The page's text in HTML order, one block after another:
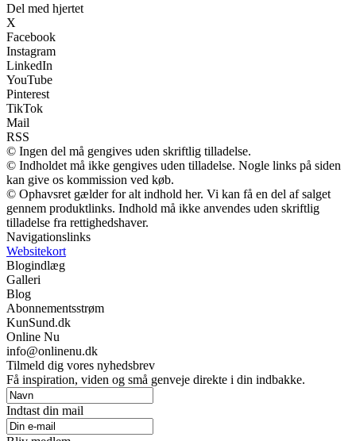
Del med hjertet
X
Facebook
Instagram
LinkedIn
YouTube
Pinterest
TikTok
Mail
RSS
© Ingen del må gengives uden skriftlig tilladelse.
© Indholdet må ikke gengives uden tilladelse. Nogle links på siden
kan give os kommission ved køb.
© Ophavsret gælder for alt indhold her. Vi kan få en del af salget
gennem produktlinks. Indhold må ikke anvendes uden skriftlig
tilladelse fra rettighedshaver.
Navigationslinks
Websitekort
Blogindlæg
Galleri
Blog
Abonnementsstrøm
KunSund.dk
Online Nu
info@onlinenu.dk
Tilmeld dig vores nyhedsbrev
Få inspiration, viden og små genveje direkte i din indbakke.
Indtast din mail